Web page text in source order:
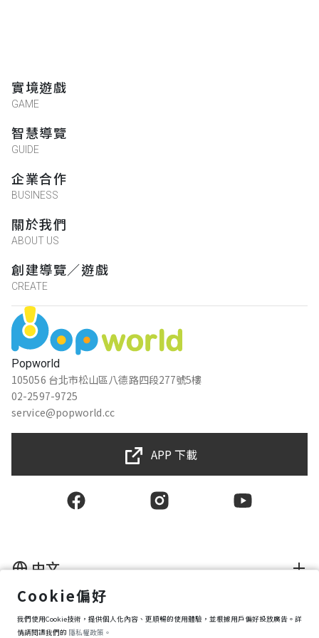
Popworld
105056 台北市松山區八德路四段277號5樓
02-2597-9725
service@popworld.cc
實境遊戲
GAME
智慧導覽
GUIDE
企業合作
BUSINESS
關於我們
ABOUT US
創建導覽／遊戲
CREATE
APP 下載
隱私權保護政策
資訊安全政策
中文
Cookie偏好
我們使用Cookie技術，提供個人化內容、更順暢的使用體驗，並根據用戶偏好投放廣告。詳
情請閱讀我們的 隱私權政策。